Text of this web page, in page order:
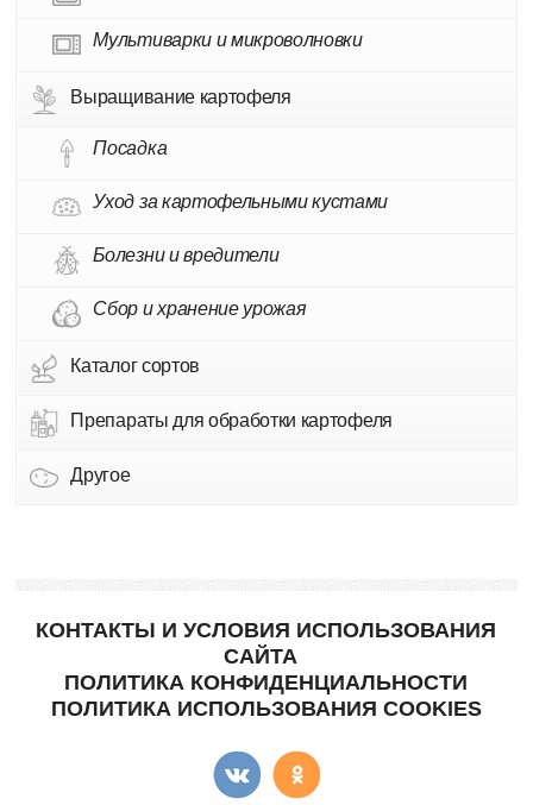
Мультиварки и микроволновки
Выращивание картофеля
Посадка
Уход за картофельными кустами
Болезни и вредители
Сбор и хранение урожая
Каталог сортов
Препараты для обработки картофеля
Другое
КОНТАКТЫ И УСЛОВИЯ ИСПОЛЬЗОВАНИЯ
САЙТА
ПОЛИТИКА КОНФИДЕНЦИАЛЬНОСТИ
ПОЛИТИКА ИСПОЛЬЗОВАНИЯ COOKIES